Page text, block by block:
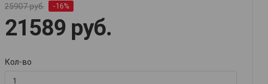
25907 руб. -16%
21589 руб.
Кол-во